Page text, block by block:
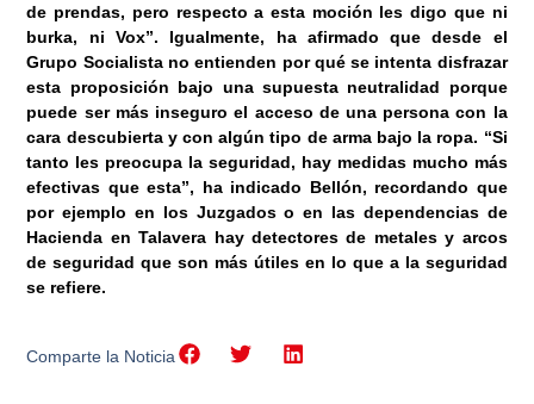
de prendas, pero respecto a esta moción les digo que ni
burka, ni Vox”. Igualmente, ha afirmado que desde el
Grupo Socialista no entienden por qué se intenta disfrazar
esta proposición bajo una supuesta neutralidad porque
puede ser más inseguro el acceso de una persona con la
cara descubierta y con algún tipo de arma bajo la ropa. “Si
tanto les preocupa la seguridad, hay medidas mucho más
efectivas que esta”, ha indicado Bellón, recordando que
por ejemplo en los Juzgados o en las dependencias de
Hacienda en Talavera hay detectores de metales y arcos
de seguridad que son más útiles en lo que a la seguridad
se refiere.
Comparte la Noticia